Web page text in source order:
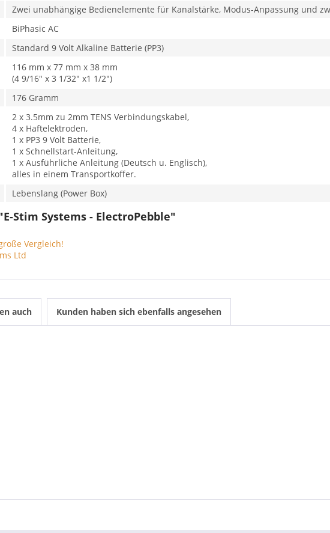
Zwei unabhängige Bedienelemente für Kanalstärke, Modus-Anpassung und
BiPhasic AC
Standard 9 Volt Alkaline Batterie (PP3)
116 mm x 77 mm x 38 mm
(4 9/16" x 3 1/32" x1 1/2")
176 Gramm
2 x 3.5mm zu 2mm TENS Verbindungskabel,
4 x Haftelektroden,
1 x PP3 9 Volt Batterie,
1 x Schnellstart-Anleitung,
1 x Ausführliche Anleitung (Deutsch u. Englisch),
alles in einem Transportkoffer.
Lebenslang (Power Box)
Stim Systems - ElectroPebble"
Vergleich!
Ltd
auch Kunden haben sich ebenfalls angesehen